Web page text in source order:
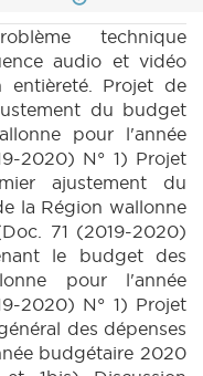
technique
audio et vidéo
entièreté. Projet de
du budget
pour l'année
2020) N° 1) Projet
ajustement du
la Région wallonne
71 (2019-2020)
le budget des
pour l'année
2020) N° 1) Projet
des dépenses
budgétaire 2020